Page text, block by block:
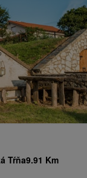
Tŕňa9.91 Km